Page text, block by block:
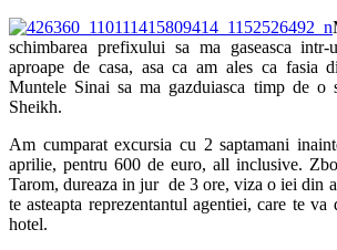
schimbarea prefixului sa ma gaseasca
aproape de casa, asa ca am ales ca fasia
Muntele Sinai sa ma gazduiasca timp de o
Sheikh.
Am cumparat excursia cu 2 saptamani
aprilie, pentru 600 de euro, all inclusive.
Tarom, dureaza in jur de 3 ore, viza o iei din
te asteapta reprezentantul agentiei, care te
hotel.